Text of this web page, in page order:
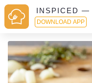
INSPICED —
DOWNLOAD APP